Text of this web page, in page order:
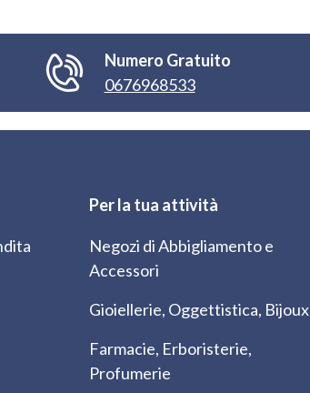
Numero Gratuito
0676968533
Per la tua attività
Negozi di Abbigliamento e
Accessori
Gioiellerie, Oggettistica, Bijoux
Farmacie, Erboristerie,
Profumerie